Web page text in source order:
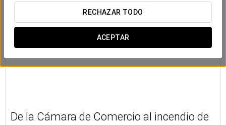
RECHAZAR TODO
ACEPTAR
De la Cámara de Comercio al incendio de